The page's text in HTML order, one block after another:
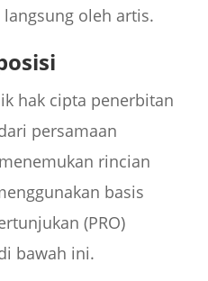
oleh artis.
hak cipta penerbitan
persamaan
rincian
basis
(PRO)
bawah ini.